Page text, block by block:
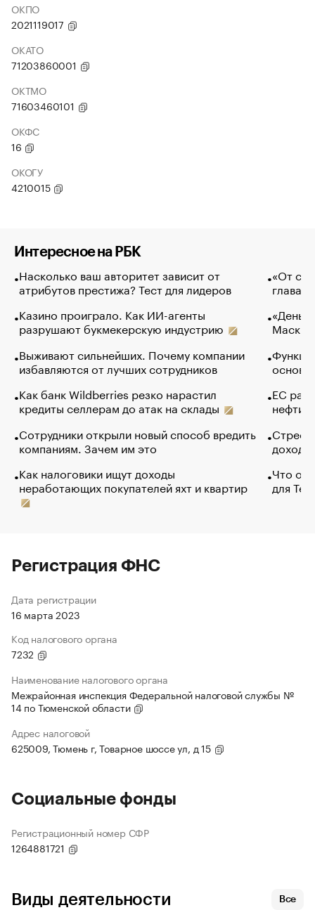
ОКПО
2021119017
ОКАТО
71203860001
ОКТМО
71603460101
ОКФС
16
ОКОГУ
4210015
Интересное на РБК
Насколько ваш авторитет зависит от
атрибутов престижа? Тест для лидеров
Казино проиграло. Как ИИ-агенты
разрушают букмекерскую индустрию
Выживают сильнейших. Почему компании
избавляются от лучших сотрудников
Как банк Wildberries резко нарастил
кредиты селлерам до атак на склады
Сотрудники открыли новый способ вредить
компаниям. Зачем им это
Как налоговики ищут доходы
неработающих покупателей яхт и квартир
«От
глава
Маск в
основ
ЕС
нефти
Что
для
Регистрация ФНС
Дата регистрации
16 марта 2023
Код налогового органа
7232
Наименование налогового органа
Межрайонная инспекция Федеральной налоговой службы №
14 по Тюменской области
Адрес налоговой
625009, Тюмень г, Товарное шоссе ул, д 15
Социальные фонды
Регистрационный номер СФР
1264881721
Виды деятельности Все